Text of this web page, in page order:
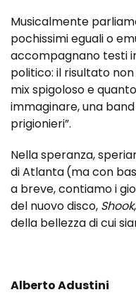
Musicalmente
pochissimi eguali o
accompagnano testi
politico: il risultato
mix spigoloso e
immaginare, una
prigionieri”.
Nella speranza,
di Atlanta(ma con
a breve, contiamo i
del nuovo disco, Shook
della bellezza di cui
Alberto Adustini